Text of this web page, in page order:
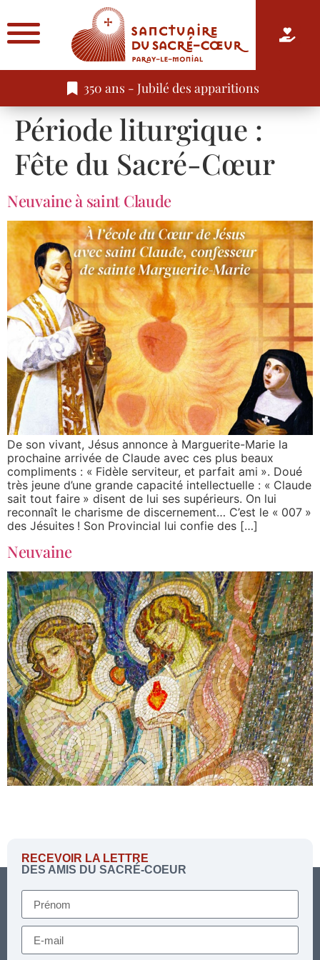
350 ans - Jubilé des apparitions
Période liturgique :
Fête du Sacré-Cœur
Neuvaine à saint Claude
De son vivant, Jésus annonce à Marguerite-Marie la
prochaine arrivée de Claude avec ces plus beaux
compliments : « Fidèle serviteur, et parfait ami ». Doué
très jeune d’une grande capacité intellectuelle : « Claude
sait tout faire » disent de lui ses supérieurs. On lui
reconnaît le charisme de discernement… C’est le « 007 »
des Jésuites ! Son Provincial lui confie des […]
Neuvaine
RECEVOIR LA LETTRE
DES AMIS DU SACRÉ-COEUR